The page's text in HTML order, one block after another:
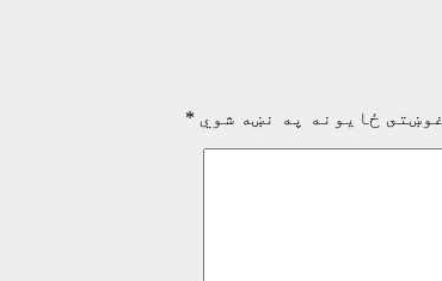
غوښتى ځایونه په نښه شوي *